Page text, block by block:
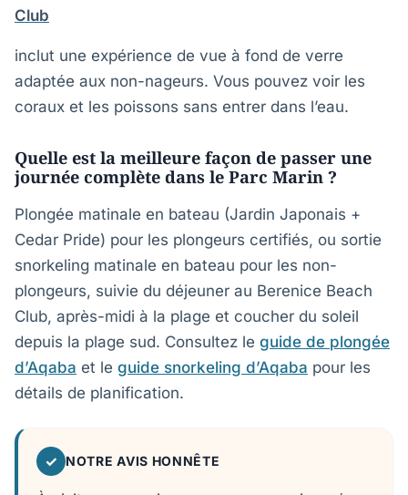
Club
inclut une expérience de vue à fond de verre
adaptée aux non-nageurs. Vous pouvez voir les
coraux et les poissons sans entrer dans l’eau.
Quelle est la meilleure façon de passer une
journée complète dans le Parc Marin ?
Plongée matinale en bateau (Jardin Japonais +
Cedar Pride) pour les plongeurs certifiés, ou sortie
snorkeling matinale en bateau pour les non-
plongeurs, suivie du déjeuner au Berenice Beach
Club, après-midi à la plage et coucher du soleil
depuis la plage sud. Consultez le guide de plongée
d’Aqaba et le guide snorkeling d’Aqaba pour les
détails de planification.
✓ NOTRE AVIS HONNÊTE